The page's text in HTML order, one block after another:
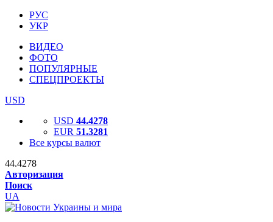
РУС
УКР
ВИДЕО
ФОТО
ПОПУЛЯРНЫЕ
СПЕЦПРОЕКТЫ
USD
USD 44.4278
EUR 51.3281
Все курсы валют
44.4278
Авторизация
Поиск
UA